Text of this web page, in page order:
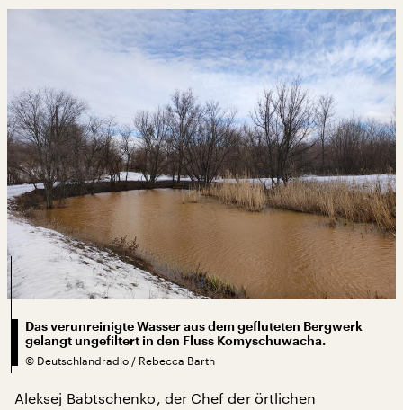
Das verunreinigte Wasser aus dem gefluteten Bergwerk
gelangt ungefiltert in den Fluss Komyschuwacha.
© Deutschlandradio / Rebecca Barth
Aleksej Babtschenko, der Chef der örtlichen